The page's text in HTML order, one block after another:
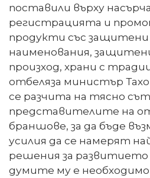
поставили върху
регистрацията и
продукти със защитени
наименования,
произход, храни с
отбеляза министър
се разчита на тясно
представителите на
браншове, за да бъде
усилия да се намерят
решения за развитието
думите му е необходимо